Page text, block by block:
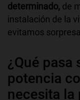
determinado, de
instalación de la
evitamos
¿Qué pasa
potencia
necesita la